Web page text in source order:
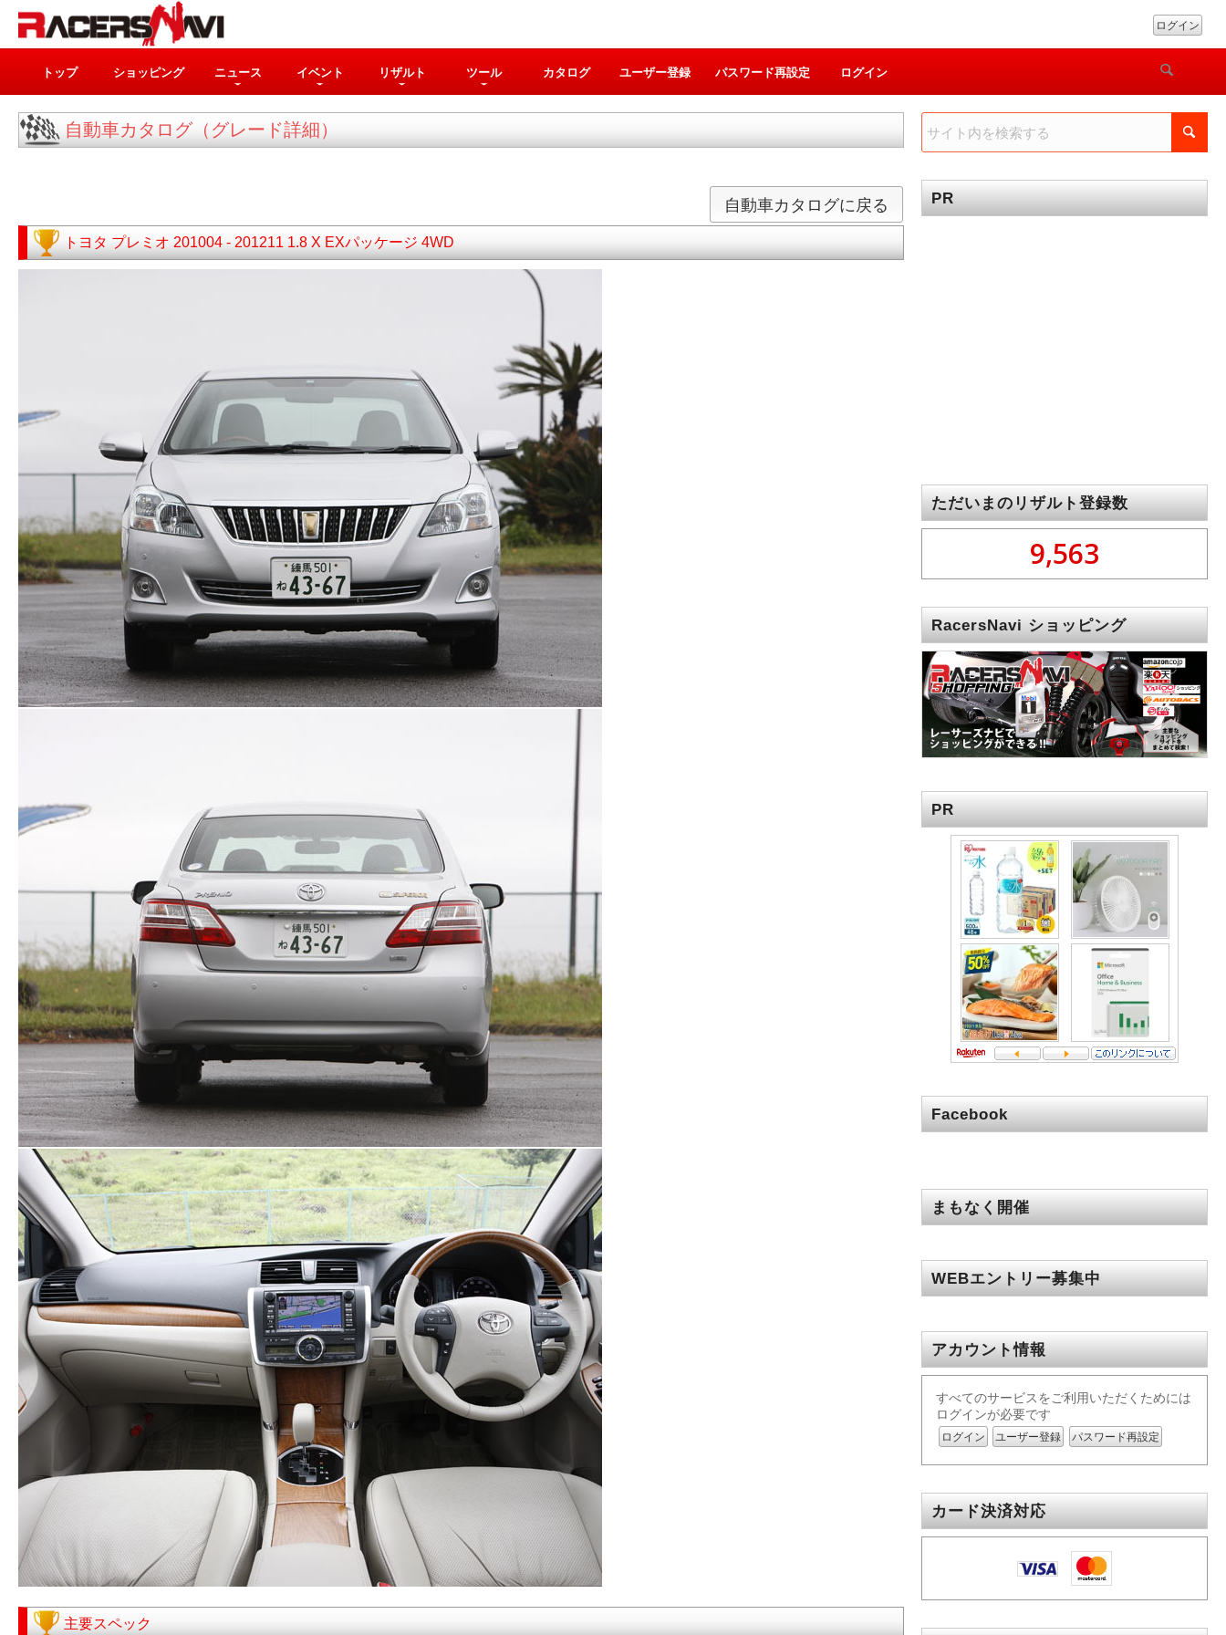
ログイン
トップ ショッピング ニュース イベント リザルト ツール カタログ ユーザー登録 パスワード再設定 ログイン
自動車カタログ（グレード詳細）
自動車カタログに戻る
トヨタ プレミオ 201004 - 201211 1.8 X EXパッケージ 4WD
主要スペック
PR
ただいまのリザルト登録数
9,563
RacersNavi ショッピング
PR
Facebook
まもなく開催
WEBエントリー募集中
アカウント情報
すべてのサービスをご利用いただくためには
ログインが必要です
ログイン ユーザー登録 パスワード再設定
カード決済対応